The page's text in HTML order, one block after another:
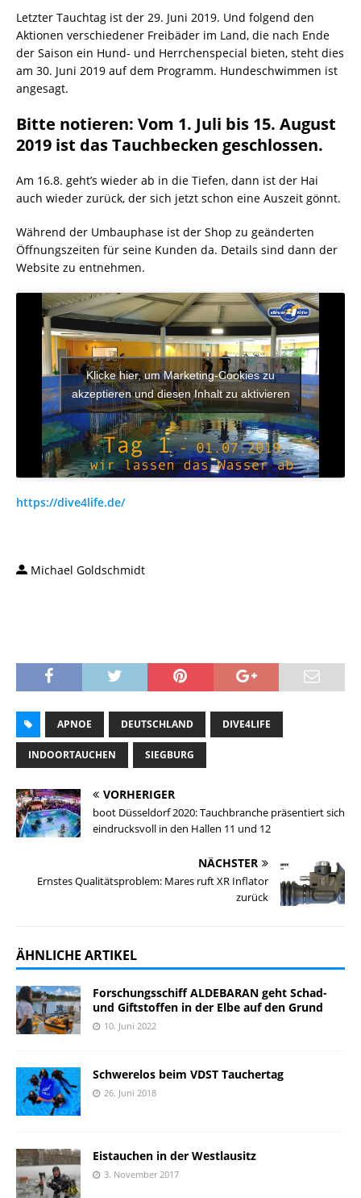
Letzter Tauchtag ist der 29. Juni 2019. Und folgend den
Aktionen verschiedener Freibäder im Land, die nach Ende
der Saison ein Hund- und Herrchenspecial bieten, steht dies
am 30. Juni 2019 auf dem Programm. Hundeschwimmen ist
angesagt.
Bitte notieren: Vom 1. Juli bis 15. August
2019 ist das Tauchbecken geschlossen.
Am 16.8. geht’s wieder ab in die Tiefen, dann ist der Hai
auch wieder zurück, der sich jetzt schon eine Auszeit gönnt.
Während der Umbauphase ist der Shop zu geänderten
Öffnungszeiten für seine Kunden da. Details sind dann der
Website zu entnehmen.
Klicke hier, um Marketing-Cookies zu
akzeptieren und diesen Inhalt zu aktivieren
https://dive4life.de/
Michael Goldschmidt
APNOE DEUTSCHLAND DIVE4LIFE
INDOORTAUCHEN SIEGBURG
VORHERIGER
boot Düsseldorf 2020: Tauchbranche präsentiert sich
eindrucksvoll in den Hallen 11 und 12
NÄCHSTER
Ernstes Qualitätsproblem: Mares ruft XR Inflator
zurück
ÄHNLICHE ARTIKEL
Forschungsschiff ALDEBARAN geht Schad-
und Giftstoffen in der Elbe auf den Grund
10. Juni 2022
Schwerelos beim VDST Tauchertag
26. Juni 2018
Eistauchen in der Westlausitz
3. November 2017